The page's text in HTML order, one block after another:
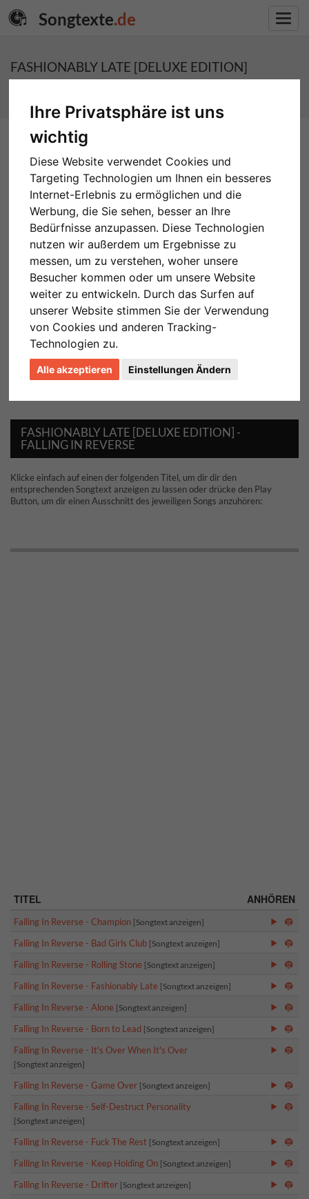
Ihre Privatsphäre ist uns
wichtig
Diese Website verwendet Cookies und
Targeting Technologien um Ihnen ein besseres
Internet-Erlebnis zu ermöglichen und die
Werbung, die Sie sehen, besser an Ihre
Bedürfnisse anzupassen. Diese Technologien
nutzen wir außerdem um Ergebnisse zu
messen, um zu verstehen, woher unsere
Besucher kommen oder um unsere Website
weiter zu entwickeln. Durch das Surfen auf
unserer Website stimmen Sie der Verwendung
von Cookies und anderen Tracking-
Technologien zu.
Alle akzeptieren Einstellungen Ändern
Songtexte.de
FASHIONABLY LATE [DELUXE EDITION]
FASHIONABLY LATE [DELUXE EDITION] -
FALLING IN REVERSE
Klicke einfach auf einen der folgenden Titel, um dir dir den
entsprechenden Songtext anzeigen zu lassen oder drücke den Play
Button, um dir einen Ausschnitt des jeweiligen Songs anzuhören:
TITEL ANHÖREN
Falling In Reverse - Champion [Songtext anzeigen]
Falling In Reverse - Bad Girls Club [Songtext anzeigen]
Falling In Reverse - Rolling Stone [Songtext anzeigen]
Falling In Reverse - Fashionably Late [Songtext anzeigen]
Falling In Reverse - Alone [Songtext anzeigen]
Falling In Reverse - Born to Lead [Songtext anzeigen]
Falling In Reverse - It's Over When It's Over
[Songtext anzeigen]
Falling In Reverse - Game Over [Songtext anzeigen]
Falling In Reverse - Self-Destruct Personality
[Songtext anzeigen]
Falling In Reverse - Fuck The Rest [Songtext anzeigen]
Falling In Reverse - Keep Holding On [Songtext anzeigen]
Falling In Reverse - Drifter [Songtext anzeigen]